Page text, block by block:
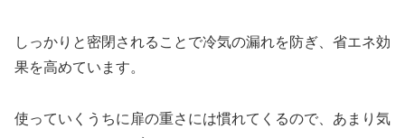
しっかりと密閉されることで冷気の漏れを防ぎ、省エネ効
果を高めています。
使っていくうちに扉の重さには慣れてくるので、あまり気